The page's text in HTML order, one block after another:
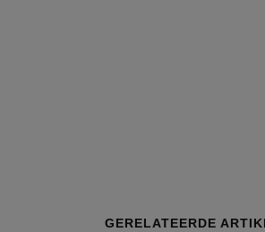
GERELATEERDE